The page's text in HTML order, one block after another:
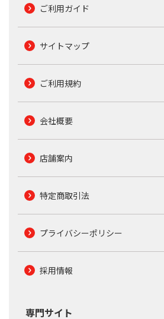
ご利用ガイド
サイトマップ
ご利用規約
会社概要
店舗案内
特定商取引法
プライバシーポリシー
採用情報
専門サイト